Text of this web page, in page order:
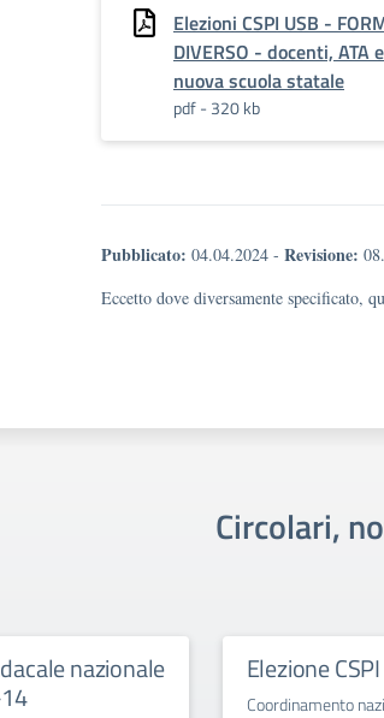
Elezioni CSPI USB -
DIVERSO - docenti,
nuova scuola statale
pdf - 320 kb
Pubblicato: 04.04.2024 - Revisione:
Eccetto dove diversamente specificato,
Circolari,
nazionale Elezione
Coordinamento